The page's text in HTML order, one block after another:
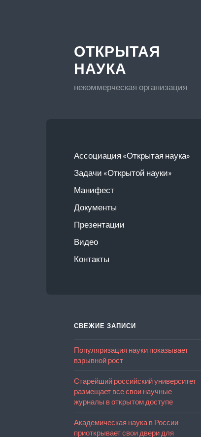
ОТКРЫТАЯ
НАУКА
некоммерческая организация
Ассоциация «Открытая наука»
Задачи «Открытой науки»
Манифест
Документы
Презентации
Видео
Контакты
СВЕЖИЕ ЗАПИСИ
Популяризация науки показывает
взрывной рост
Старейший российский университет
размещает все свои научные
журналы в открытом доступе
Академическая наука в России
приоткрывает свои двери для